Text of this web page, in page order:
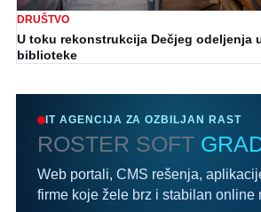
DRUŠTVO
U toku rekonstrukcija Dečjeg odeljenja
biblioteke
IT AGENCIJA ZA OZBILJAN RAST
ROSTER SOFT
Web portali, CMS rešenja,
firme koje žele brz i stabilan online